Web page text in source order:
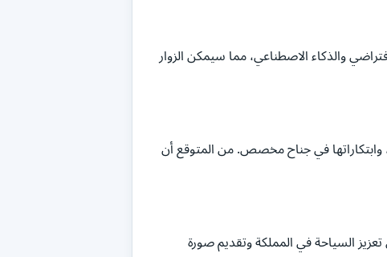
والذكاء الاصطناعي، مما سيمكن الزوار
في جناح مخصص. من المتوقع أن
السياحة في المملكة وتقديم صورة